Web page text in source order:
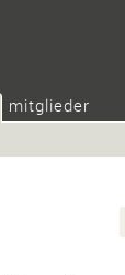
mitglieder